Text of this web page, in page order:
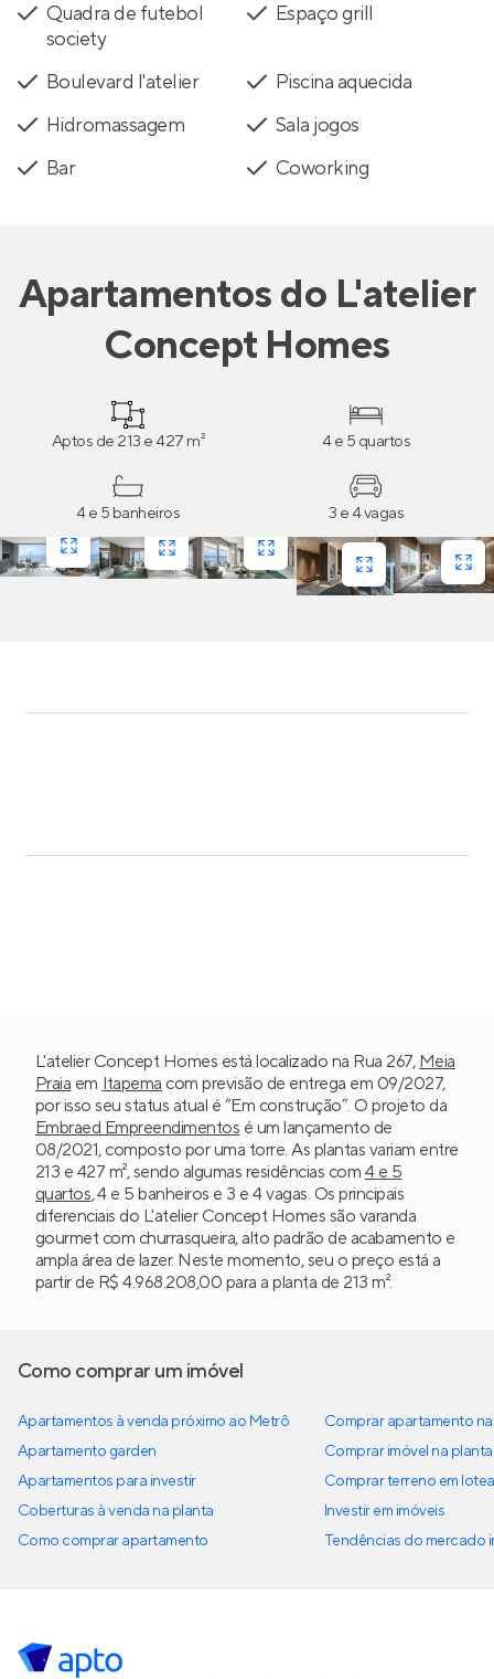
Quadra de futebol
society
Espaço grill
Boulevard l'atelier
Piscina aquecida
Hidromassagem
Sala jogos
Bar
Coworking
Apartamentosdo L'atelier
Concept Homes
Aptos de 213 e 427 m² 4 e 5 quartos
4 e 5 banheiros 3 e 4 vagas
L'atelier Concept Homes está localizado na Rua 267, Meia
Praia em Itapema com previsão de entrega em 09/2027,
por isso seu status atual é “Em construção”. O projeto da
Embraed Empreendimentos é um lançamento de
08/2021, composto por uma torre. As plantas variam entre
213 e 427 m², sendo algumas residências com 4 e 5
quartos, 4 e 5 banheiros e 3 e 4 vagas. Os principais
diferenciais do L'atelier Concept Homes são varanda
gourmet com churrasqueira, alto padrão de acabamento e
ampla área de lazer. Neste momento, seu o preço está a
partir de R$ 4.968.208,00 para a planta de 213 m².
Como comprar um imóvel
Apartamentos à venda próximo ao Metrô
Apartamento garden
Apartamentos para investir
Coberturas à venda na planta
Como comprar apartamento
Comprar apartamento
Comprar imóvel na planta
Comprar terreno em
Investir em imóveis
Tendências do mercado